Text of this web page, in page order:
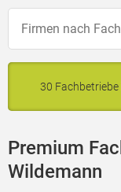
30
Premium
Wildemann